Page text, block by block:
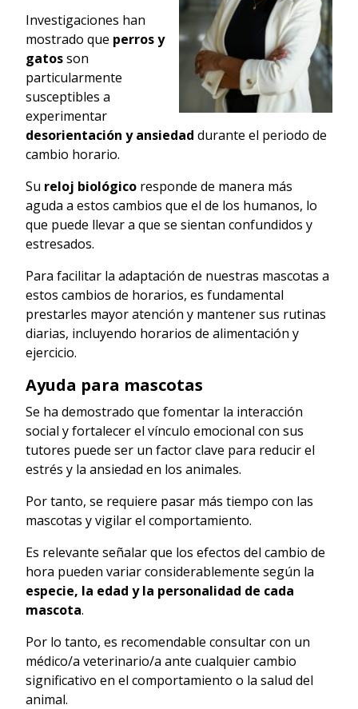
Investigaciones han
mostrado que perros y
gatosson
particularmente
susceptibles a
experimentar
desorientación y ansiedad durante el periodo de
cambio horario.
Su reloj biológico responde de manera más
aguda a estos cambios que el de los humanos, lo
que puede llevar a que se sientan confundidos y
estresados.
Para facilitar la adaptación de nuestras mascotas a
estos cambios de horarios, es fundamental
prestarles mayor atención y mantener sus rutinas
diarias, incluyendo horarios de alimentación y
ejercicio.
Ayuda para mascotas
Se ha demostrado que fomentar la interacción
social y fortalecer el vínculo emocional con sus
tutores puede ser un factor clave para reducir el
estrés y la ansiedad en los animales.
Por tanto, se requiere pasar más tiempo con las
mascotas y vigilar el comportamiento.
Es relevante señalar que los efectos del cambio de
hora pueden variar considerablemente según la
especie, la edad y la personalidad de cada
mascota.
Por lo tanto, es recomendable consultar con un
médico/a veterinario/a ante cualquier cambio
significativo en el comportamiento o la salud del
animal.